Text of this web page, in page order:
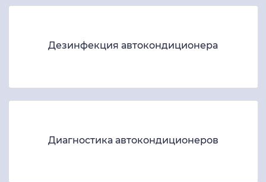
Дезинфекция автокондиционера
Диагностика автокондиционеров